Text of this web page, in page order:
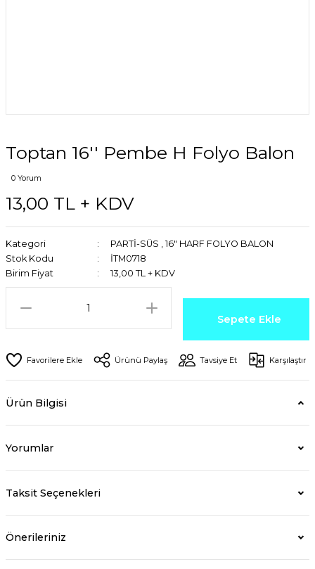
Toptan 16'' Pembe H Folyo Balon
0 Yorum
13,00 TL + KDV
Kategori PARTİ-SÜS , 16" HARF FOLYO BALON
Stok Kodu
İTM0718
Birim Fiyat
13,00 TL + KDV
Sepete Ekle
Ürünü Paylaş Tavsiye Et Karşılaştır
Ürün Bilgisi
Yorumlar
Taksit Seçenekleri
Önerileriniz